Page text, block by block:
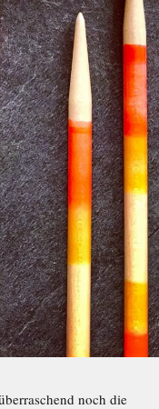
noch die